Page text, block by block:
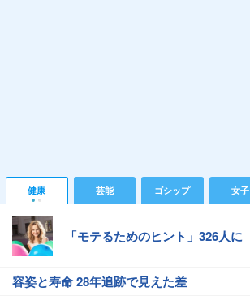
健康 芸能 ゴシップ 女子
「モテるためのヒント」326人に
容姿と寿命 28年追跡で見えた差